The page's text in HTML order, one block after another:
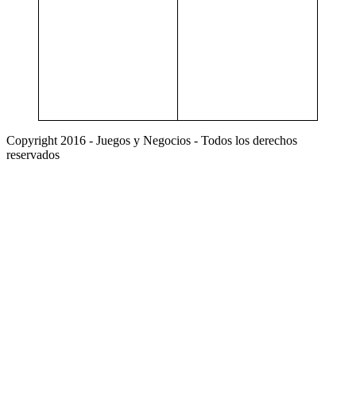
Copyright 2016 - Juegos y Negocios - Todos los derechos
reservados